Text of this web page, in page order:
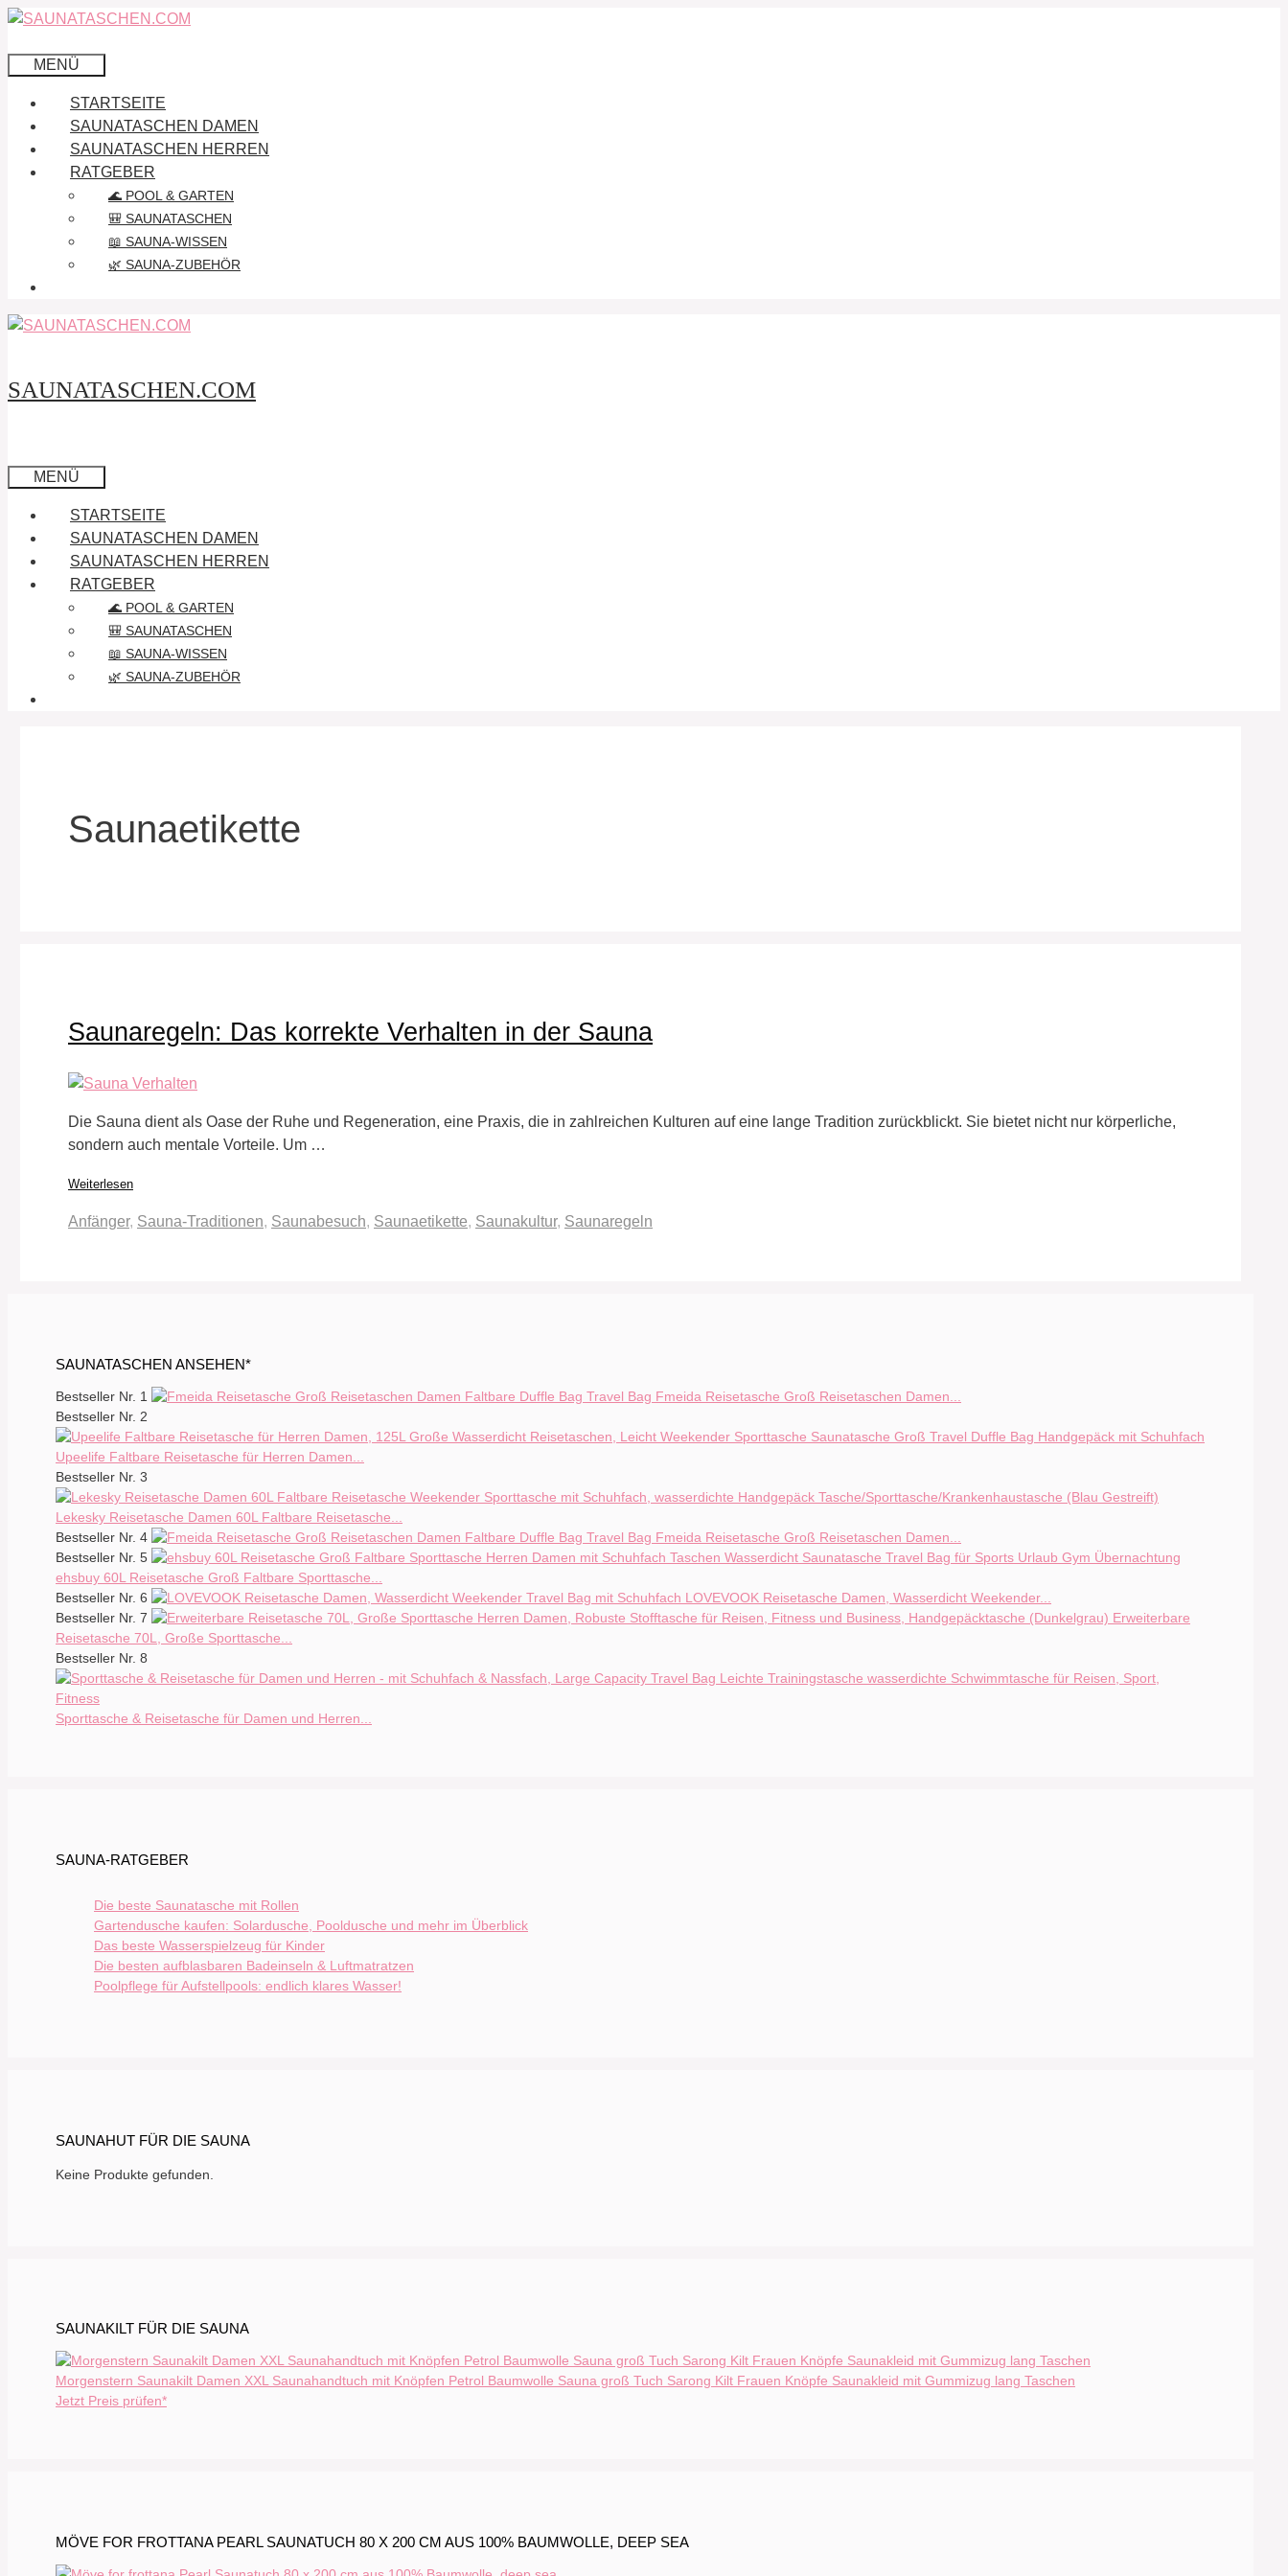
Zum
springen
MENÜ
STARTSEITE
SAUNATASCHEN DAMEN
SAUNATASCHEN HERREN
RATGEBER
🌊 POOL & GARTEN
🎒 SAUNATASCHEN
📖 SAUNA-WISSEN
🌿 SAUNA-ZUBEHÖR
SAUNATASCHEN.COM
MENÜ
STARTSEITE
SAUNATASCHEN DAMEN
SAUNATASCHEN HERREN
RATGEBER
🌊 POOL & GARTEN
🎒 SAUNATASCHEN
📖 SAUNA-WISSEN
🌿 SAUNA-ZUBEHÖR
Saunaetikette
Saunaregeln: Das korrekte Verhalten in der Sauna
Die Sauna dient als Oase der Ruhe und Regeneration, eine Praxis, die in zahlreichen Kulturen auf eine lange Tradition zurückblickt. Sie bietet nicht nur körperliche,
sondern auch mentale Vorteile. Um …
Weiterlesen
Schlagwörter
Anfänger, Sauna-Traditionen, Saunabesuch, Saunaetikette, Saunakultur, Saunaregeln
SAUNATASCHEN ANSEHEN*
Bestseller Nr. 1
Fmeida Reisetasche Groß Reisetaschen Damen...
Bestseller Nr. 2
Upeelife Faltbare Reisetasche für Herren Damen...
Bestseller Nr. 3
Lekesky Reisetasche Damen 60L Faltbare Reisetasche...
Bestseller Nr. 4
Fmeida Reisetasche Groß Reisetaschen Damen...
Bestseller Nr. 5
ehsbuy 60L Reisetasche Groß Faltbare Sporttasche...
Bestseller Nr. 6
LOVEVOOK Reisetasche Damen, Wasserdicht Weekender...
Bestseller Nr. 7
Erweiterbare
Reisetasche 70L, Große Sporttasche...
Bestseller Nr. 8
Sporttasche & Reisetasche für Damen und Herren...
SAUNA-RATGEBER
Die beste Saunatasche mit Rollen
Gartendusche kaufen: Solardusche, Pooldusche und mehr im Überblick
Das beste Wasserspielzeug für Kinder
Die besten aufblasbaren Badeinseln & Luftmatratzen
Poolpflege für Aufstellpools: endlich klares Wasser!
SAUNAHUT FÜR DIE SAUNA
Keine Produkte gefunden.
SAUNAKILT FÜR DIE SAUNA
Morgenstern Saunakilt Damen XXL Saunahandtuch mit Knöpfen Petrol Baumwolle Sauna groß Tuch Sarong Kilt Frauen Knöpfe Saunakleid mit Gummizug lang Taschen
Jetzt Preis prüfen*
MÖVE FOR FROTTANA PEARL SAUNATUCH 80 X 200 CM AUS 100% BAUMWOLLE, DEEP SEA